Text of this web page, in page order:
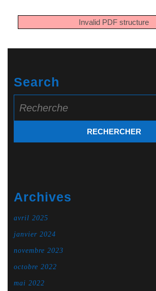
Invalid PDF structure
Search
for:
Archives
avril 2025
janvier 2024
novembre 2023
octobre 2022
mai 2022